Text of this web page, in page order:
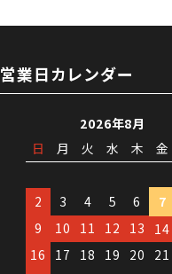
営業日カレンダー
2026年8月
日
月 火 水 木 金
2
3 4 5 6 7
9
10 11 12 13 14
16
17 18 19 20 21